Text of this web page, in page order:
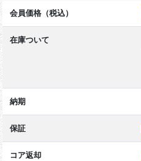
会員価格（税込）
在庫ついて
納期
保証
コア返却